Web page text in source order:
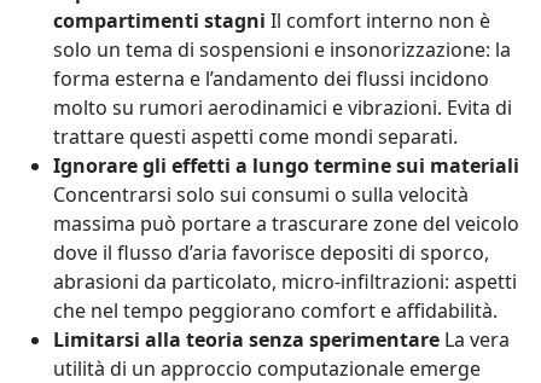
compartimenti stagni Il comfort interno non è
solo un tema di sospensioni e insonorizzazione: la
forma esterna e l’andamento dei flussi incidono
molto su rumori aerodinamici e vibrazioni. Evita di
trattare questi aspetti come mondi separati.
Ignorare gli effetti a lungo termine sui materiali
Concentrarsi solo sui consumi o sulla velocità
massima può portare a trascurare zone del veicolo
dove il flusso d’aria favorisce depositi di sporco,
abrasioni da particolato, micro-infiltrazioni: aspetti
che nel tempo peggiorano comfort e affidabilità.
Limitarsi alla teoria senza sperimentare La vera
utilità di un approccio computazionale emerge